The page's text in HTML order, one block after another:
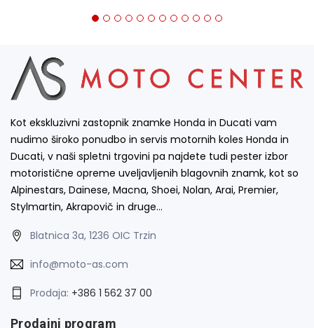
Kot ekskluzivni zastopnik znamke Honda in Ducati vam
nudimo široko ponudbo in servis motornih koles Honda in
Ducati, v naši spletni trgovini pa najdete tudi pester izbor
motoristične opreme uveljavljenih blagovnih znamk, kot so
Alpinestars, Dainese, Macna, Shoei, Nolan, Arai, Premier,
Stylmartin, Akrapovič in druge…
Blatnica 3a, 1236 OIC Trzin
info@moto-as.com
Prodaja: +386 1 562 37 00
Prodajni program